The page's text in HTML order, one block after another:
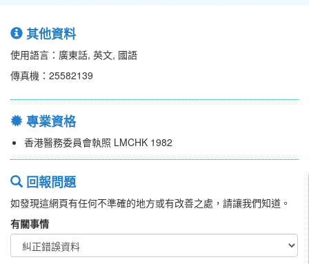
其他資料
使用語言：廣東話, 英文, 國語
傳真機：25582139
專業資格
香港醫務委員會執照 LMCHK 1982
回報問題
如發現這網頁有任何不準確的地方或有改善之處，請讓我們知道。
有關事情